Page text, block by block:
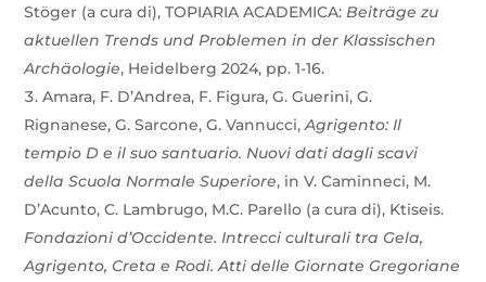
Stöger (a cura di), TOPIARIA ACADEMICA:Beiträge zu
aktuellen Trends und Problemen in der Klassischen
Archäologie, Heidelberg 2024, pp. 1-16.
Amara, F. D’Andrea, F. Figura, G. Guerini, G.
Rignanese, G. Sarcone, G. Vannucci,Agrigento: Il
tempio D e il suo santuario. Nuovi dati dagli scavi
della Scuola Normale Superiore, in V. Caminneci, M.
D’Acunto, C. Lambrugo, M.C. Parello (a cura di), Ktiseis.
Fondazioni d’Occidente. Intrecci culturali tra Gela,
Agrigento, Creta e Rodi. Atti delle Giornate Gregoriane